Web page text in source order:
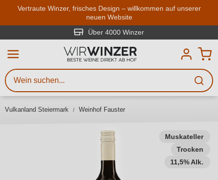
Zum Hauptinhalt springen
Vertraute Winzer, frisches Design – willkommen auf unserer
neuen Website
Über 4000 Winzer
Vulkanland Steiermark Weinhof Fauster
Muskateller
Trocken
11,5% Alk.
Weinsuche
Mindestens 3 Zeichen eingeben
Beschreiben Sie, welchen Wein
Sie suchen – ob nach Geschmack,